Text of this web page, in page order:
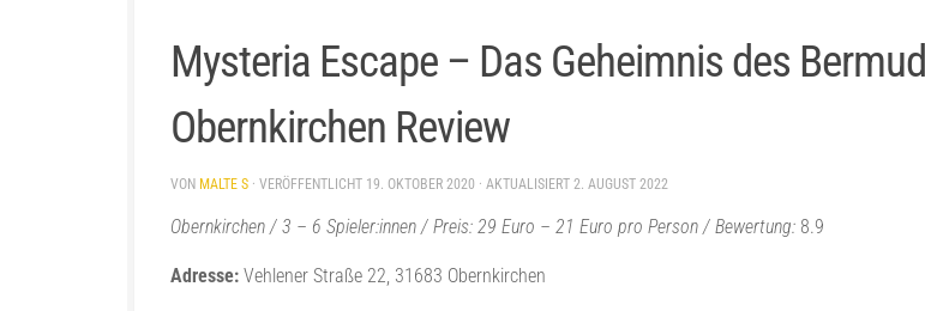
Mysteria Escape – Das Geheimnis des
Obernkirchen Review
VON MALTE S · VERÖFFENTLICHT 19. OKTOBER 2020 · AKTUALISIERT 2. AUGUST 2022
Obernkirchen / 3 – 6 Spieler:innen / Preis: 29 Euro – 21 Euro pro Person / Bewertung: 8.9
Adresse: Vehlener Straße 22, 31683 Obernkirchen